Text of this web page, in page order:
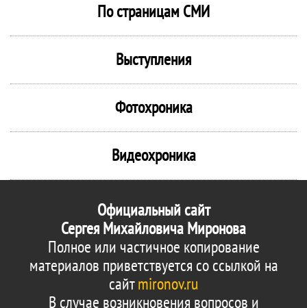
По страницам СМИ
Выступления
Фотохроника
Видеохроника
Официальный сайт
Сергея Михайловича Миронова
Полное или частичное копирование
материалов приветствуется со ссылкой на
сайтmironov.ru
В случае возникновения вопросов и